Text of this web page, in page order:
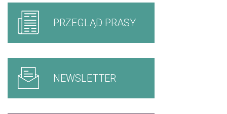
PRZEGLĄD PRASY
NEWSLETTER